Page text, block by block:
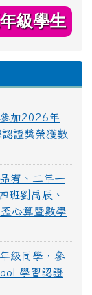
級學生
加2026年
證獎榮獲數
宥、二年一
班劉禹辰、
心算暨數學
級同學，參
學習認證